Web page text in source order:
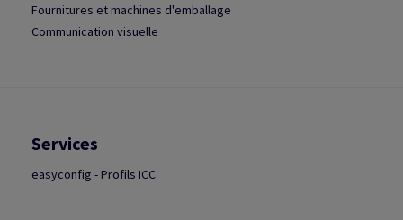
Fournitures et machines d'emballage
Communication visuelle
Services
easyconfig - Profils ICC